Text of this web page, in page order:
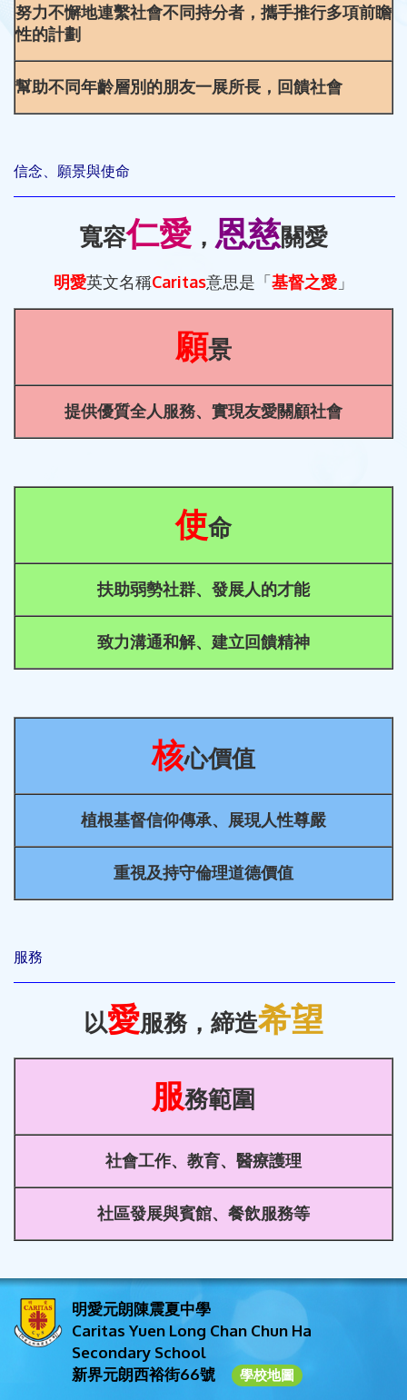
努力不懈地連繫社會不同持分者，攜手推行多項前瞻
性的計劃
幫助不同年齡層別的朋友一展所長，回饋社會
信念、願景與使命
寬容仁愛 ， 恩慈關愛
明愛英文名稱Caritas意思是「基督之愛 」
願景
提供優質全人服務、實現友愛關顧社會
使命
扶助弱勢社群、發展人的才能
致力溝通和解、建立回饋精神
核心價值
植根基督信仰傳承、展現人性尊嚴
重視及持守倫理道德價值
服務
以愛服務，締造希望
服務範圍
社會工作、教育、醫療護理
社區發展與賓館、餐飲服務等
明愛元朗陳震夏中學
Caritas Yuen Long Chan Chun Ha
Secondary School
新界元朗西裕街66號
學校地圖